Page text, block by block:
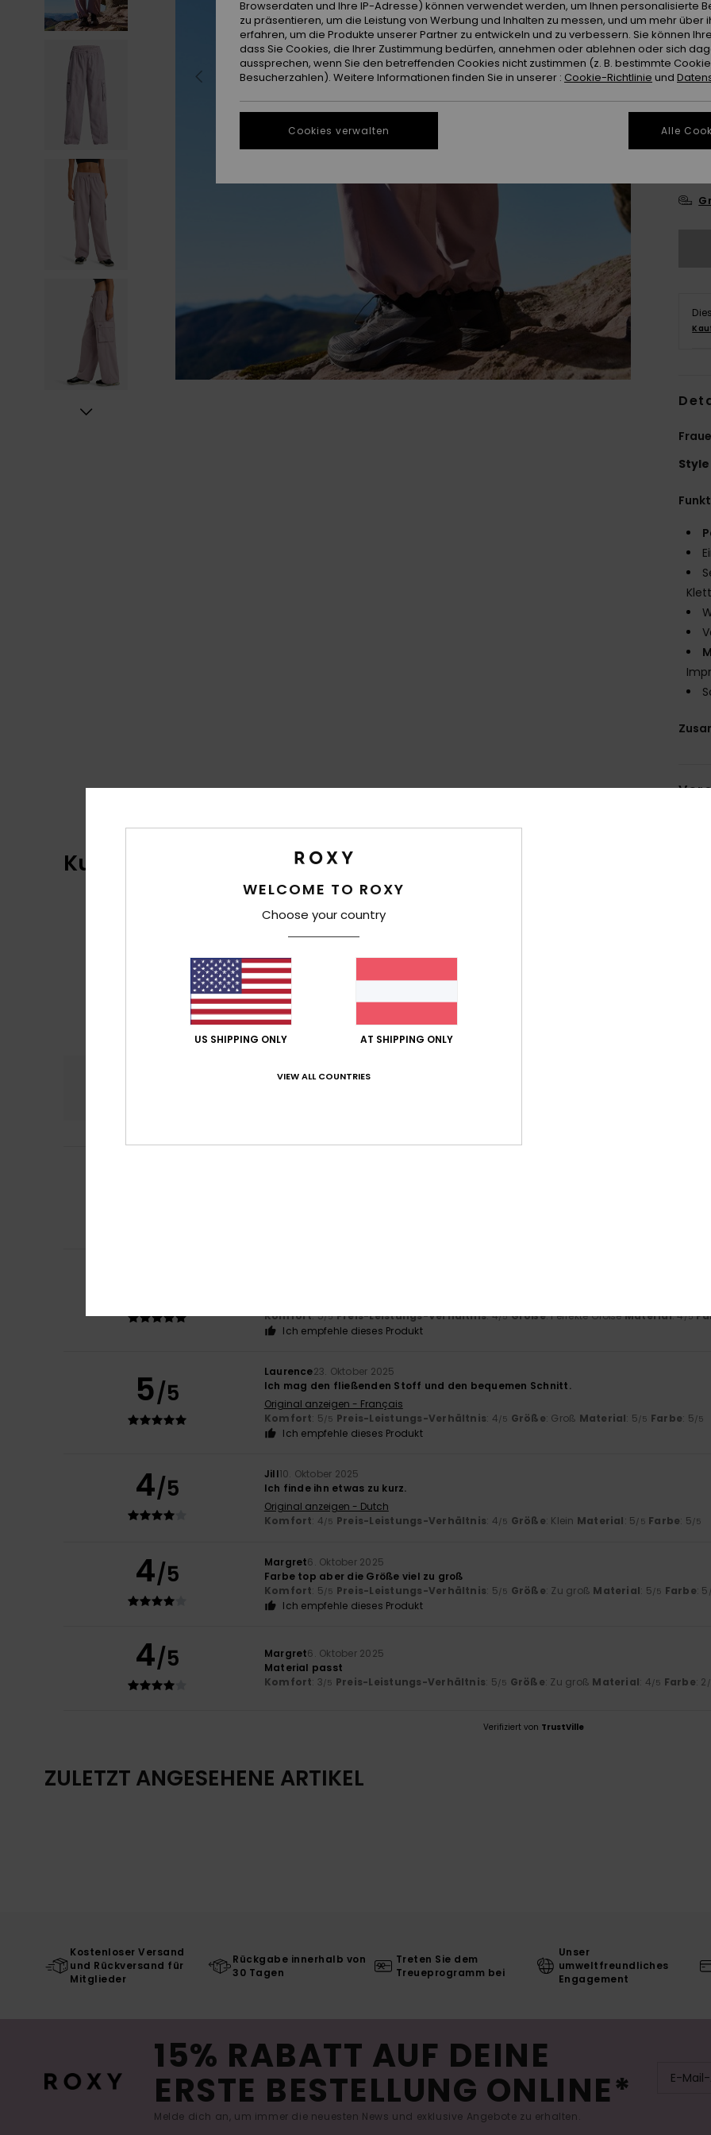
Farbe
Style
Kundenbewertungen
67% unserer Kunden empfehlen dieses Produkt
Preis-Leistungs-Verhältnis
Komfort: 5/5 Preis-Leistungs-Verhältnis: 4/5 Größe: Perfekte GrößeMaterial: 4/5
Ich empfehle dieses Produkt
5/5
Laurence23. Oktober 2025
Ich mag den fließenden Stoff und den bequemen Schnitt.
Original anzeigen - Français
Komfort: 5/5 Preis-Leistungs-Verhältnis: 4/5 Größe: Groß Material: 5/5 Farbe: 5/5
Ich empfehle dieses Produkt
4/5 Jill10. Oktober 2025
Ich finde ihn etwas zu kurz.
Original anzeigen - Dutch
Komfort: 4/5 Preis-Leistungs-Verhältnis: 4/5 Größe: Klein Material: 5/5 Farbe: 5/5
4/5 Margret6. Oktober 2025
Farbe top aber die Größe viel zu groß
Komfort: 5/5 Preis-Leistungs-Verhältnis: 5/5 Größe: Zu groß Material: 5/5 Farbe: 5
Ich empfehle dieses Produkt
4/5 Margret6. Oktober 2025
Material passt
Komfort: 3/5 Preis-Leistungs-Verhältnis: 5/5 Größe: Zu groß Material: 4/5 Farbe: 2
Verifiziert von TrustVille
ZULETZT ANGESEHENE ARTIKEL
Kostenloser Versand
und Rückversand für
Mitglieder
Rückgabe innerhalb von
30 Tagen
Treten Sie dem
Treueprogramm bei
Unser
umweltfreundliches
Engagement
15% RABATT AUF DEINE
ERSTE BESTELLUNG ONLINE*
Melde dich an, um immer die neuesten News und exklusive Angebote zu erhalten.
WELCOME TO ROXY
Choose your country
US SHIPPING ONLY AT SHIPPING ONLY
VIEW ALL COUNTRIES
Browserdaten und Ihre IP-Adresse) können verwendet werden, um Ihnen personalisierte
zu präsentieren, um die Leistung von Werbung und Inhalten zu messen, und um mehr über
erfahren, um die Produkte unserer Partner zu entwickeln und zu verbessern. Sie können
dass Sie Cookies, die Ihrer Zustimmung bedürfen, annehmen oder ablehnen oder sich
aussprechen, wenn Sie den betreffenden Cookies nicht zustimmen (z. B. bestimmte
Besucherzahlen). Weitere Informationen finden Sie in unserer : Cookie-Richtlinie und
Cookies verwalten Alle